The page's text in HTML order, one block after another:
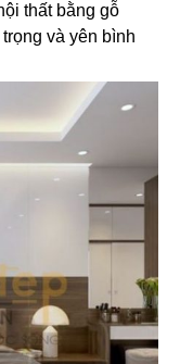
thất bằng gỗ
và yên bình